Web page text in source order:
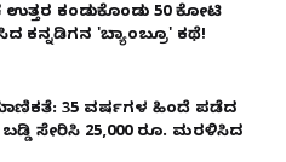
ಉತ್ತರ ಕಂಡುಕೊಂಡು ₹50 ಕೋಟಿ
'ಬ್ಯಾಂಬ್ರೂ' ಕಥೆ!
35 ವರ್ಷಗಳ ಹಿಂದೆ ಪಡೆದ
ಬಡ್ಡಿ ಸೇರಿಸಿ 25,000 ರೂ. ಮರಳಿಸಿದ